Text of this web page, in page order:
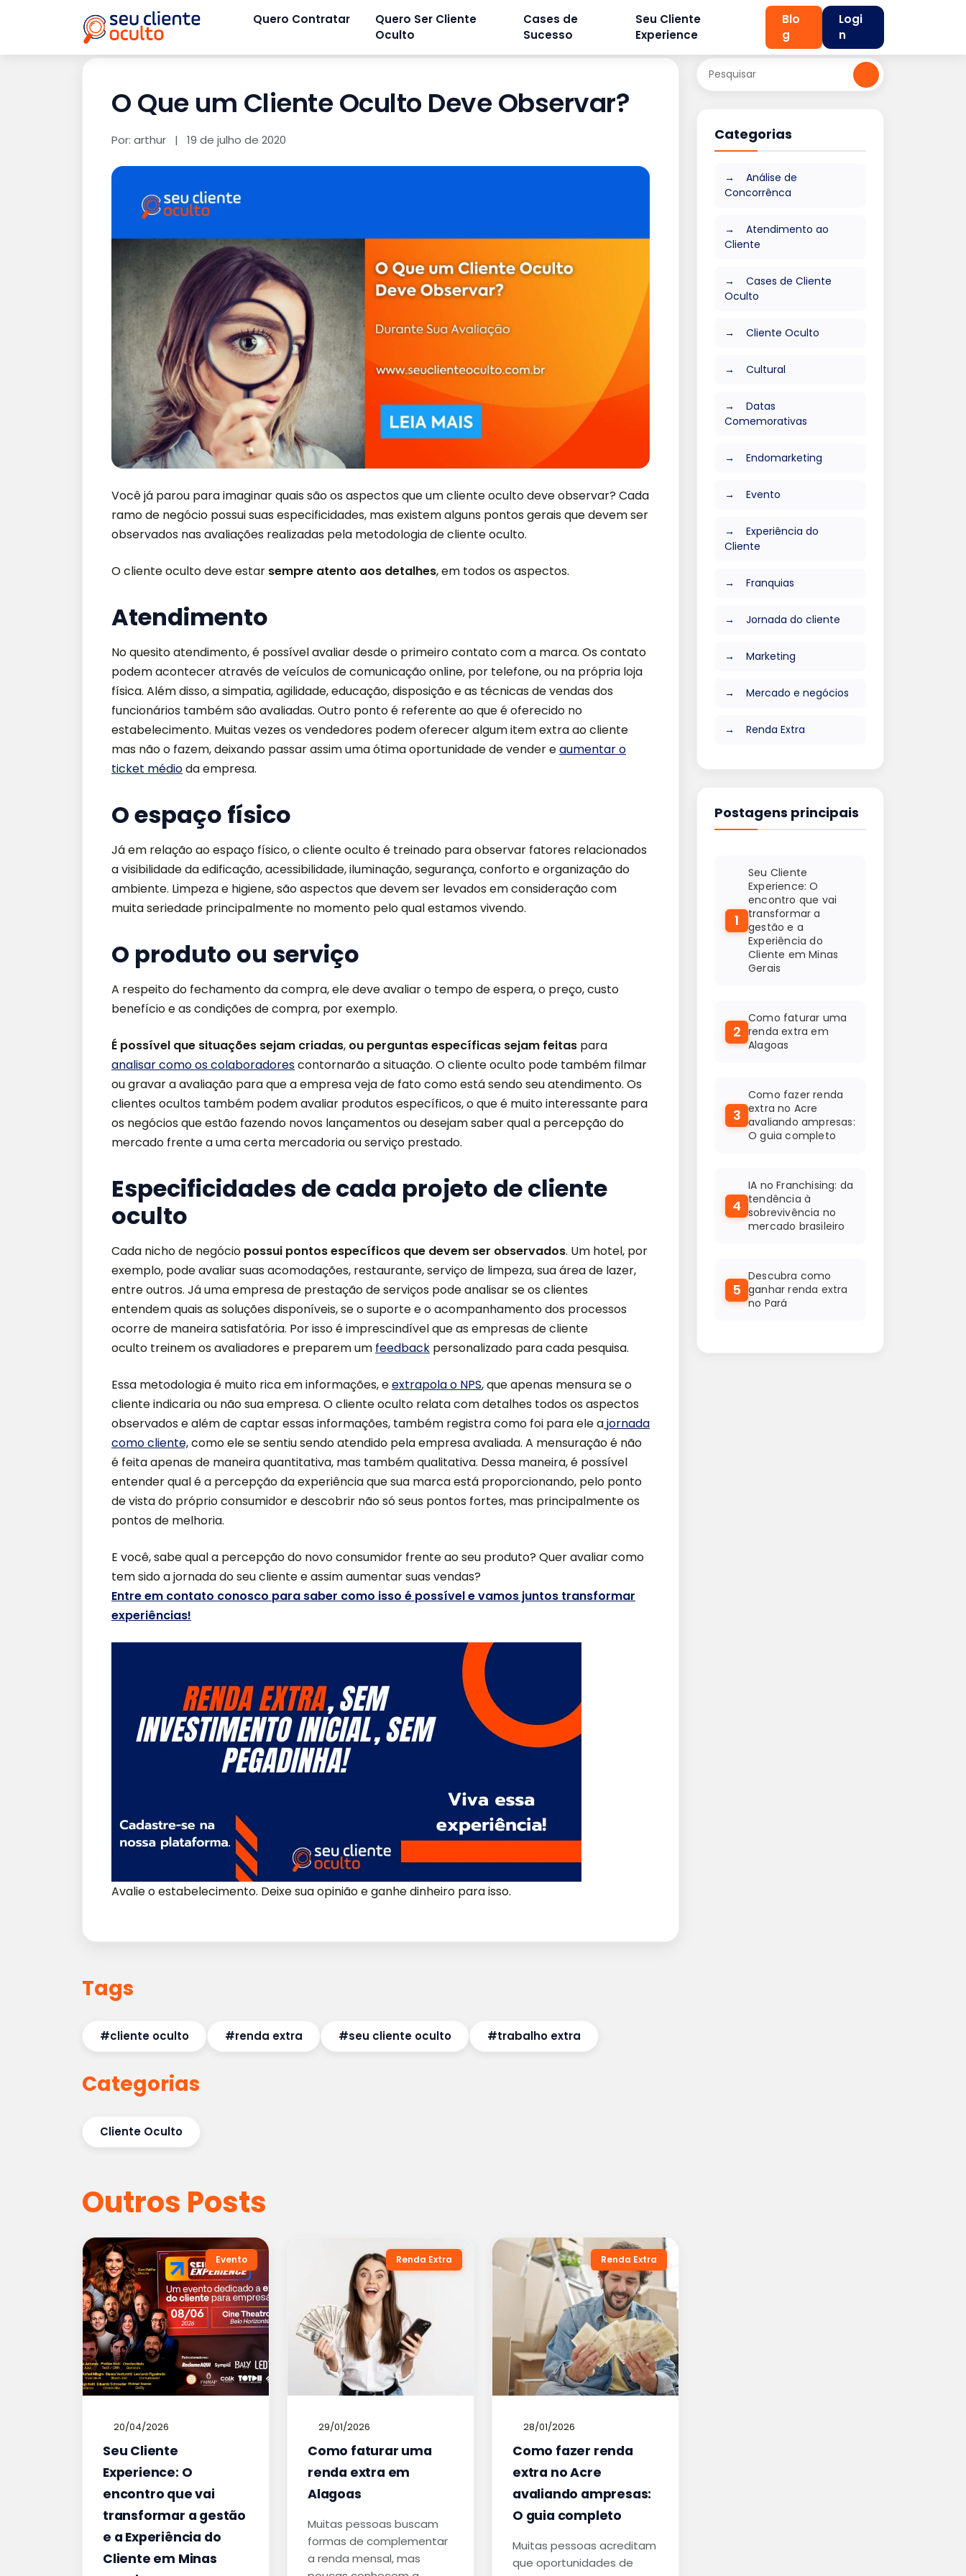
Quero Contratar
Quero Ser Cliente
Oculto
Cases de
Sucesso
Seu Cliente
Experience
Blo
g
Logi
n
O Que um Cliente Oculto Deve Observar?
Por: arthur | 19 de julho de 2020
Você já parou para imaginar quais são os aspectos que um cliente oculto deve observar? Cada
ramo de negócio possui suas especificidades, mas existem alguns pontos gerais que devem ser
observados nas avaliações realizadas pela metodologia de cliente oculto.
O cliente oculto deve estar sempre atento aos detalhes, em todos os aspectos.
Atendimento
No quesito atendimento, é possível avaliar desde o primeiro contato com a marca. Os contato
podem acontecer através de veículos de comunicação online, por telefone, ou na própria loja
física. Além disso, a simpatia, agilidade, educação, disposição e as técnicas de vendas dos
funcionários também são avaliadas. Outro ponto é referente ao que é oferecido no
estabelecimento. Muitas vezes os vendedores podem oferecer algum item extra ao cliente
mas não o fazem, deixando passar assim uma ótima oportunidade de vender eaumentar o
ticket médioda empresa.
O espaço físico
Já em relação ao espaço físico, o cliente oculto é treinado para observar fatores relacionados
a visibilidade da edificação, acessibilidade, iluminação, segurança, conforto e organização do
ambiente. Limpeza e higiene, são aspectos que devem ser levados em consideração com
muita seriedade principalmente no momento pelo qual estamos vivendo.
O produto ou serviço
A respeito do fechamento da compra, ele deve avaliar o tempo de espera, o preço, custo
benefício e as condições de compra, por exemplo.
É possível que situações sejam criadas, ou perguntas específicas sejam feitas para
analisar como os colaboradorescontornarão a situação. O cliente oculto pode também filmar
ou gravar a avaliação para que a empresa veja de fato como está sendo seu atendimento. Os
clientes ocultos também podem avaliar produtos específicos, o que é muito interessante para
os negócios que estão fazendo novos lançamentos ou desejam saber qual a percepção do
mercado frente a uma certa mercadoria ou serviço prestado.
Especificidades de cada projeto de cliente
oculto
Cada nicho de negócio possui pontos específicos que devem ser observados. Um hotel, por
exemplo, pode avaliar suas acomodações, restaurante, serviço de limpeza, sua área de lazer,
entre outros. Já uma empresa de prestação de serviços pode analisar se os clientes
entendem quais as soluções disponíveis, se o suporte e o acompanhamento dos processos
ocorre de maneira satisfatória. Por isso é imprescindível que as empresas de cliente
oculto treinem os avaliadores e preparem um feedback personalizado para cada pesquisa.
Essa metodologia é muito rica em informações, eextrapola o NPS, que apenas mensura se o
cliente indicaria ou não sua empresa. O cliente oculto relata com detalhes todos os aspectos
observados e além de captar essas informações, também registra como foi para ele ajornada
como cliente,como ele se sentiu sendo atendido pela empresa avaliada. A mensuração é não
é feita apenas de maneira quantitativa, mas também qualitativa. Dessa maneira, é possível
entender qual é a percepção da experiência que sua marca está proporcionando, pelo ponto
de vista do próprio consumidor e descobrir não só seus pontos fortes, mas principalmente os
pontos de melhoria.
E você, sabe qual a percepção do novo consumidor frente ao seu produto? Quer avaliar como
tem sido a jornada do seu cliente e assim aumentar suas vendas?
Entre em contato conosco para saber como isso é possível e vamos juntos transformar
experiências!
Avalie o estabelecimento. Deixe sua opinião e ganhe dinheiro para isso.
Tags
#cliente oculto #renda extra #seu cliente oculto #trabalho extra
Categorias
Cliente Oculto
Outros Posts
Evento
20/04/2026
Seu Cliente
Experience: O
encontro que vai
transformar a gestão
e a Experiência do
Cliente em Minas
Renda Extra
29/01/2026
Como faturar uma
renda extra em
Alagoas
Muitas pessoas buscam
formas de complementar
a renda mensal, mas
Renda Extra
28/01/2026
Como fazer renda
extra no Acre
avaliando ampresas:
O guia completo
Muitas pessoas acreditam
que oportunidades de
Categorias
Análise de
Concorrênca
Atendimento ao
Cliente
Cases de Cliente
Oculto
Cliente Oculto
Cultural
Datas
Comemorativas
Endomarketing
Evento
Experiência do
Cliente
Franquias
Jornada do cliente
Marketing
Mercado e negócios
Renda Extra
Postagens principais
1
Seu Cliente
Experience: O
encontro que vai
transformar a
gestão e a
Experiência do
Cliente em Minas
Gerais
2
Como faturar uma
renda extra em
Alagoas
3
Como fazer renda
extra no Acre
avaliando ampresas:
O guia completo
4
IA no Franchising: da
tendência à
sobrevivência no
mercado brasileiro
5
Descubra como
ganhar renda extra
no Pará